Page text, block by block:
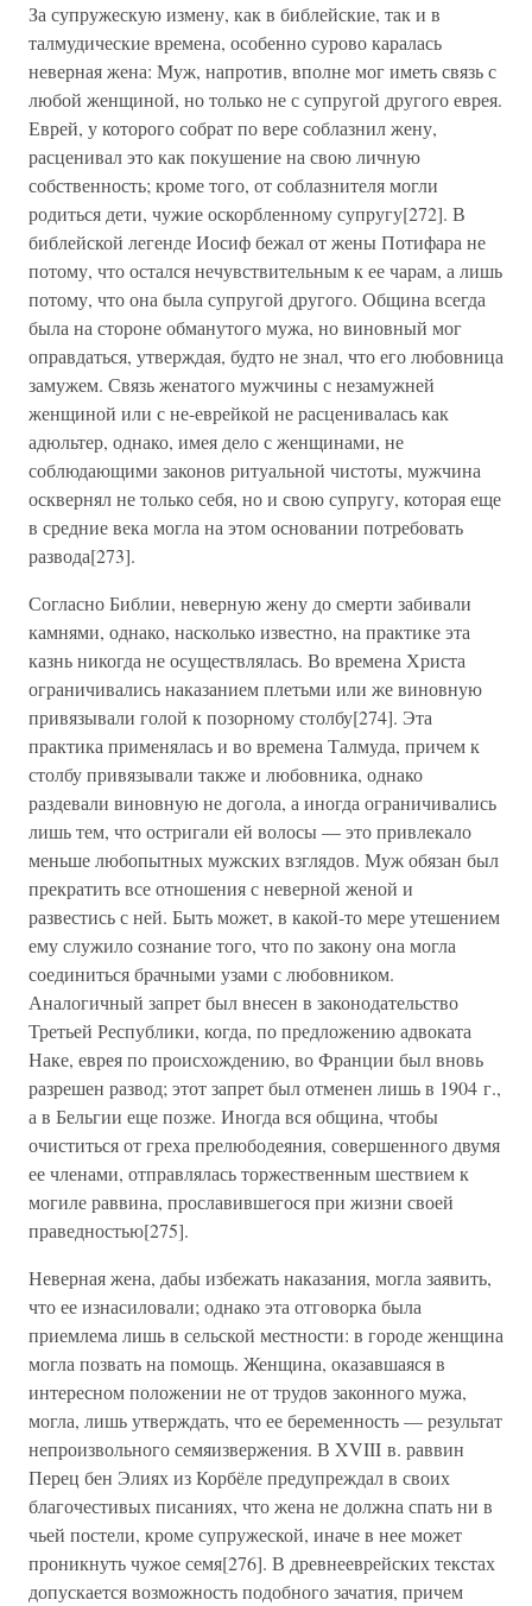
За супружескую измену, как в библейские, так и в
талмудические времена, особенно сурово каралась
неверная жена: Муж, напротив, вполне мог иметь связь с
любой женщиной, но только не с супругой другого еврея.
Еврей, у которого собрат по вере соблазнил жену,
расценивал это как покушение на свою личную
собственность; кроме того, от соблазнителя могли
родиться дети, чужие оскорбленному супругу[272]. В
библейской легенде Иосиф бежал от жены Потифара не
потому, что остался нечувствительным к ее чарам, а лишь
потому, что она была супругой другого. Община всегда
была на стороне обманутого мужа, но виновный мог
оправдаться, утверждая, будто не знал, что его любовница
замужем. Связь женатого мужчины с незамужней
женщиной или с не-еврейкой не расценивалась как
адюльтер, однако, имея дело с женщинами, не
соблюдающими законов ритуальной чистоты, мужчина
осквернял не только себя, но и свою супругу, которая еще
в средние века могла на этом основании потребовать
развода[273].
Согласно Библии, неверную жену до смерти забивали
камнями, однако, насколько известно, на практике эта
казнь никогда не осуществлялась. Во времена Христа
ограничивались наказанием плетьми или же виновную
привязывали голой к позорному столбу[274]. Эта
практика применялась и во времена Талмуда, причем к
столбу привязывали также и любовника, однако
раздевали виновную не догола, а иногда ограничивались
лишь тем, что остригали ей волосы — это привлекало
меньше любопытных мужских взглядов. Муж обязан был
прекратить все отношения с неверной женой и
развестись с ней. Быть может, в какой-то мере утешением
ему служило сознание того, что по закону она могла
соединиться брачными узами с любовником.
Аналогичный запрет был внесен в законодательство
Третьей Республики, когда, по предложению адвоката
Наке, еврея по происхождению, во Франции был вновь
разрешен развод; этот запрет был отменен лишь в 1904 г.,
а в Бельгии еще позже. Иногда вся община, чтобы
очиститься от греха прелюбодеяния, совершенного двумя
ее членами, отправлялась торжественным шествием к
могиле раввина, прославившегося при жизни своей
праведностью[275].
Неверная жена, дабы избежать наказания, могла заявить,
что ее изнасиловали; однако эта отговорка была
приемлема лишь в сельской местности: в городе женщина
могла позвать на помощь. Женщина, оказавшаяся в
интересном положении не от трудов законного мужа,
могла, лишь утверждать, что ее беременность — результат
непроизвольного семяизвержения. В XVIII в. раввин
Перец бен Элиях из Корбёле предупреждал в своих
благочестивых писаниях, что жена не должна спать ни в
чьей постели, кроме супружеской, иначе в нее может
проникнуть чужое семя[276]. В древнееврейских текстах
допускается возможность подобного зачатия, причем